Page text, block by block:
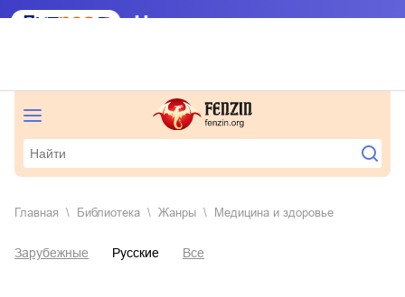
Главная Библиотека Жанры медицина и здоровье
Зарубежные Русские Все